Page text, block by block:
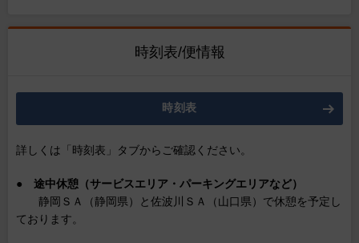
時刻表/便情報
時刻表
詳しくは「時刻表」タブからご確認ください。
● 途中休憩（サービスエリア・パーキングエリアなど）
静岡ＳＡ（静岡県）と佐波川ＳＡ（山口県）で休憩を予定し
ております。